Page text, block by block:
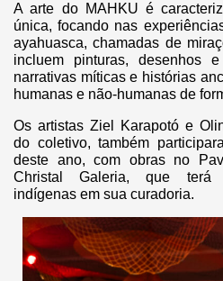
A arte do MAHKU é
única, focando nas
ayahuasca, chamadas de
incluem pinturas, desenhos
narrativas míticas e histórias
humanas e não-humanas de
Os artistas Ziel Karapotó e
do coletivo, também
deste ano, com obras no
Christal Galeria, que terá
indígenas em sua curadoria.